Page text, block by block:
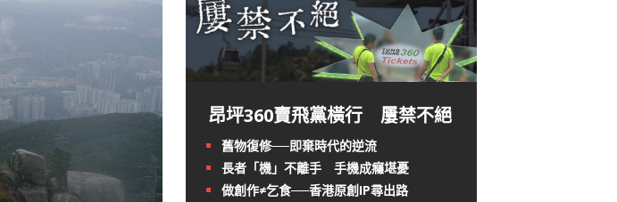
昂坪360賣飛黨橫行 屢禁不絕
舊物復修──即棄時代的逆流
長者「機」不離手 手機成癮堪憂
做創作≠乞食──香港原創IP尋出路